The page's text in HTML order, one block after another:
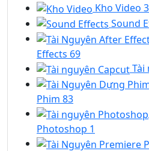
Kho Video
Sound
Effects 69
Tài
Phim 83
Photoshop 1